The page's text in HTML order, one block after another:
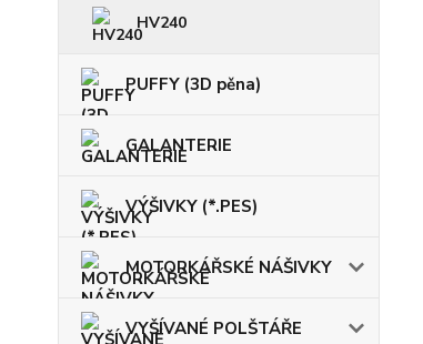
HV240
PUFFY (3D pěna)
GALANTERIE
VÝŠIVKY (*.PES)
MOTORKÁŘSKÉ NÁŠIVKY
VYŠÍVANÉ POLŠTÁŘE